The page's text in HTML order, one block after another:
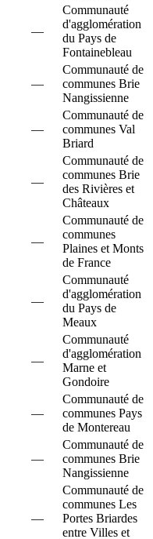
—
Communauté
d'agglomération
du Pays de
Fontainebleau
—
Communauté de
communes Brie
Nangissienne
—
Communauté de
communes Val
Briard
—
Communauté de
communes Brie
des Rivières et
Châteaux
—
Communauté de
communes
Plaines et Monts
de France
—
Communauté
d'agglomération
du Pays de
Meaux
—
Communauté
d'agglomération
Marne et
Gondoire
—
Communauté de
communes Pays
de Montereau
—
Communauté de
communes Brie
Nangissienne
—
Communauté de
communes Les
Portes Briardes
entre Villes et